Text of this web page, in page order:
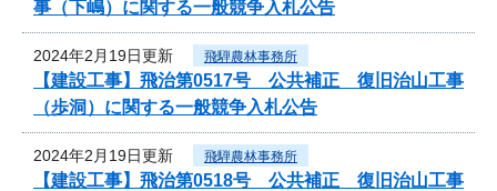
事（下嶋）に関する一般競争入札公告
2024年2月19日更新 飛騨農林事務所
【建設工事】飛治第0517号 公共補正 復旧治山工事
（歩洞）に関する一般競争入札公告
2024年2月19日更新 飛騨農林事務所
【建設工事】飛治第0518号 公共補正 復旧治山工事